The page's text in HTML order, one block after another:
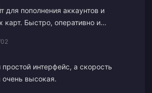
для пополнения аккаунтов и
карт. Быстро, оперативно и
сайты, но BitTopup — лучший.
интерфейс, а скорость
очень высокая.